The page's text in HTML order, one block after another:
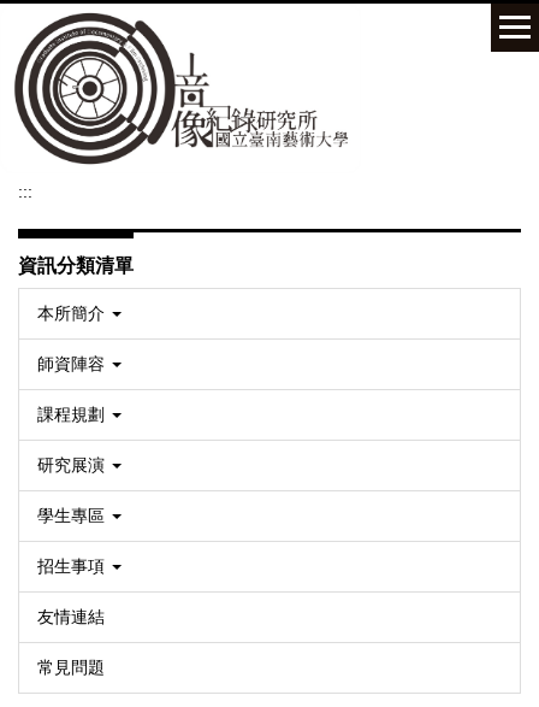
到
主
要
內
:::
資訊分類清單
本所簡介
師資陣容
課程規劃
研究展演
學生專區
招生事項
友情連結
常見問題